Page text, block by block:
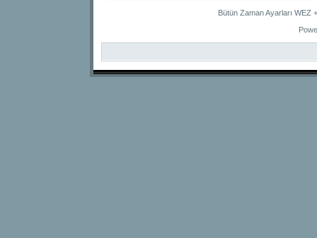
Bütün Zaman Ayarları WEZ